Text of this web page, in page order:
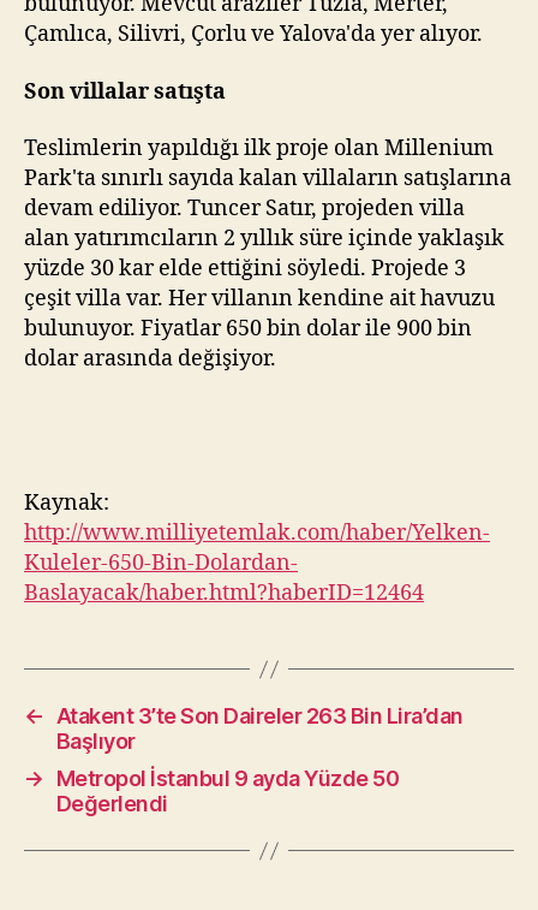
Çamlıca, Silivri, Çorlu ve Yalova'da yer alıyor.
Son villalar satışta
Teslimlerin yapıldığı ilk proje olan Millenium
Park'ta sınırlı sayıda kalan villaların satışlarına
devam ediliyor. Tuncer Satır, projeden villa
alan yatırımcıların 2 yıllık süre içinde yaklaşık
yüzde 30 kar elde ettiğini söyledi. Projede 3
çeşit villa var. Her villanın kendine ait havuzu
bulunuyor. Fiyatlar 650 bin dolar ile 900 bin
dolar arasında değişiyor.
Kaynak:
http://www.milliyetemlak.com/haber/Yelken-
Kuleler-650-Bin-Dolardan-
Baslayacak/haber.html?haberID=12464
←
Atakent 3’te Son Daireler 263 Bin Lira’dan
Başlıyor
→
Metropol İstanbul 9 ayda Yüzde 50
Değerlendi